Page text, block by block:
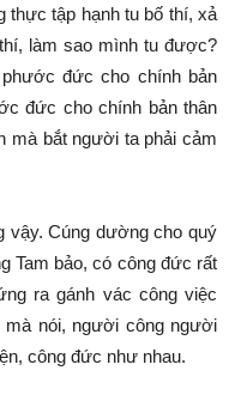
thực tập hạnh tu bố thí, xả
làm sao mình tu được?
đức cho chính bản
đức cho chính bản thân
mà bắt người ta phải cảm
vậy. Cúng dường cho quý
Tam bảo, có công đức rất
ra gánh vác công việc
nói, người công người
công đức như nhau.